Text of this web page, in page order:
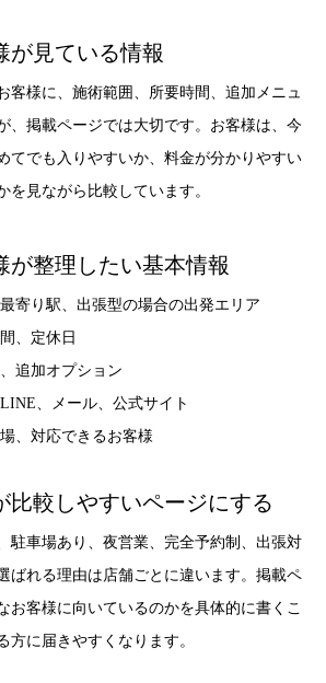
が見ている情報
客様に、施術範囲、所要時間、追加メニュ
、掲載ページでは大切です。お客様は、今
てでも入りやすいか、料金が分かりやすい
を見ながら比較しています。
が整理したい基本情報
寄り駅、出張型の場合の出発エリア
、定休日
追加オプション
、メール、公式サイト
、対応できるお客様
比較しやすいページにする
駐車場あり、夜営業、完全予約制、出張対
ばれる理由は店舗ごとに違います。掲載ペ
お客様に向いているのかを具体的に書くこ
方に届きやすくなります。